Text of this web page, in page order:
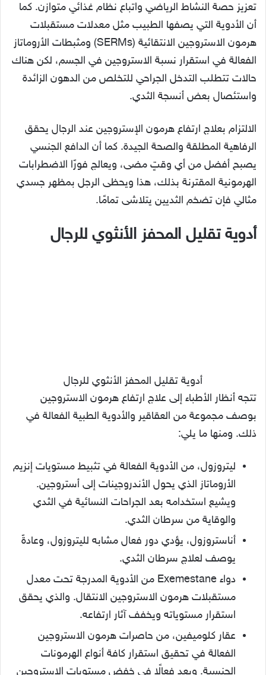
تعزيز حصة النشاط الرياضي واتباع نظام غذائي متوازن. كما
أن الأدوية التي يصفها الطبيب مثل معدلات مستقبلات
هرمون الاستروجين الانتقائية (SERMs) ومثبطات الأروماتاز
الفعالة في استقرار نسبة الاستروجين في الجسم، لكن هناك
حالات تتطلب التدخل الجراحي للتخلص من الدهون الزائدة
واستئصال بعض أنسجة الثدي.
الالتزام بعلاج ارتفاع هرمون الإستروجين عند الرجال يحقق
الرفاهية المطلقة والصحة الجيدة. كما أن الدافع الجنسي
يصبح أفضل من أي وقتٍ مضى، ويعالج فورًا الاضطرابات
الهرمونية المقترنة بذلك، هذا ويحظى الرجل بمظهر جسدي
مثالي فإن تضخم الثديين يتلاشى تمامًا.
أدوية تقليل المحفز الأنثوي للرجال
الأروماتاز الذي يحول الأندروجينات إلى أستروجين.
ويشيع استخدامه بعد الجراحات النسائية في الثدي
والوقاية من سرطان الثدي.
أناستروزول، يؤدي دور فعال مشابه لليتروزول، وعادةً
يوصف لعلاج سرطان الثدي.
دواء Exemestane من الأدوية المدرجة تحت معدل
مستقبلات هرمون الاستروجين الانتقال. والذي يحقق
استقرار مستوياته ويخفف آثار ارتفاعه.
عقار كلوميفين، من حاصرات هرمون الاستروجين
الفعالة في تحقيق استقرار كافة أنواع الهرمونات
الجنسية. ويعد فعالًا في خفض مستويات الاستروجين
عند الرجال.
بدائل الإستروجين، منها أدوية تثبيط هرمون
التستوستيرون.
الأعشاب والعلاج الطبيعي، منها البرسيم الأحمر،
الكريسين، الإندول -3 كاربينول الفعالة والمنشار بالميتو.